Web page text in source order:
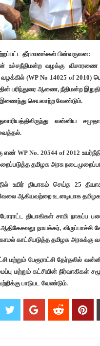
தீர்மானங்கள் பின்வருவன:
உச்சநீதிமன்ற வழக்கு
(WP No 14025 of
பரிந்துரை ஆணை, நீதிமன்ற
இணைந்து செயலாற்ற வேண்டும்.
வன்னிய
எண் WP No. 20544 of 2012
தமிழக அரசு
உயிர் தியாகம் செய்த 25
வேலை ஆகியவற்றை உடனடியாக
போராட்ட தியாகிகள் சாமி
நாயக்கர், விருப்பாச்சி
காட்சிபடுத்த தமிழக அரசுக்கு
மற்றும் பேரூராட்சி தேர்தலில்
மற்றும் கட்சியின் நிர்வாகிகள்
பாடுபட வேண்டும்.